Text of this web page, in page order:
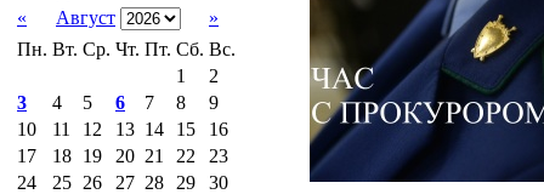
«
Август
»
Пн. Вт. Ср. Чт. Пт. Сб. Вс.
1
2
3
4 5 6 7 8
9
10
11 12 13 14 15
16
17
18 19 20 21 22
23
24
25 26 27 28 29
30